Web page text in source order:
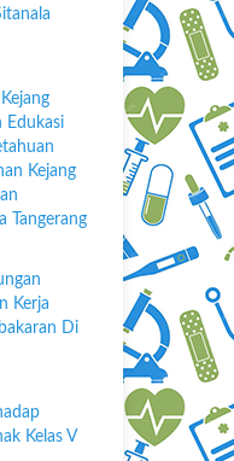
Edukasi
Kejang
Tangerang
Kerja
Di
Kelas V